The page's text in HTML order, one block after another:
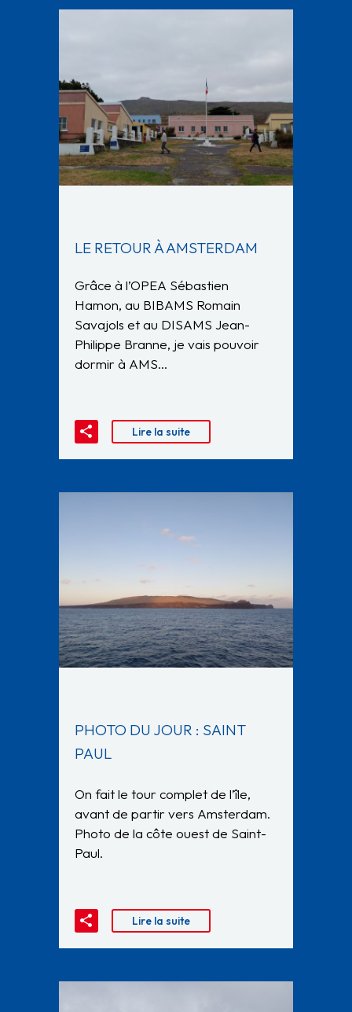
LE RETOUR À AMSTERDAM
Grâce à l’OPEA Sébastien
Hamon, au BIBAMS Romain
Savajols et au DISAMS Jean-
Philippe Branne, je vais pouvoir
dormir à AMS…
Lire la suite
PHOTO DU JOUR : SAINT
PAUL
On fait le tour complet de l’île,
avant de partir vers Amsterdam.
Photo de la côte ouest de Saint-
Paul.
Lire la suite